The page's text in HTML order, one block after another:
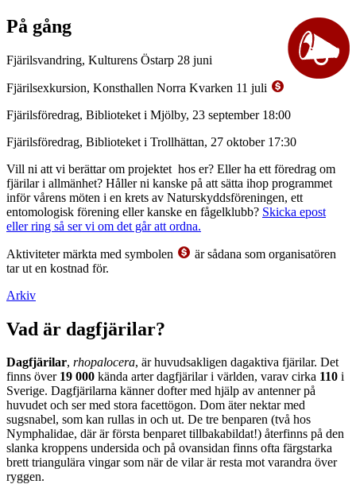
På gång
Fjärilsvandring, Kulturens Östarp 28 juni
Fjärilsexkursion, Konsthallen Norra Kvarken 11 juli
Fjärilsföredrag, Biblioteket i Mjölby, 23 september 18:00
Fjärilsföredrag, Biblioteket i Trollhättan, 27 oktober 17:30
Vill ni att vi berättar om projektet hos er? Eller ha ett föredrag om
fjärilar i allmänhet? Håller ni kanske på att sätta ihop programmet
inför vårens möten i en krets av Naturskyddsföreningen, ett
entomologisk förening eller kanske en fågelklubb? Skicka epost
eller ring så ser vi om det går att ordna.
Aktiviteter märkta med symbolen
är sådana som organisatören
tar ut en kostnad för.
Arkiv
Vad är dagfjärilar?
Dagfjärilar, rhopalocera, är huvudsakligen dagaktiva fjärilar. Det
finns över 19 000 kända arter dagfjärilar i världen, varav cirka 110 i
Sverige. Dagfjärilarna känner dofter med hjälp av antenner på
huvudet och ser med stora facettögon. Dom äter nektar med
sugsnabel, som kan rullas in och ut. De tre benparen (två hos
Nymphalidae, där är första benparet tillbakabildat!) återfinns på den
slanka kroppens undersida och på ovansidan finns ofta färgstarka
brett triangulära vingar som när de vilar är resta mot varandra över
ryggen.